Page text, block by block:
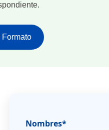
Formato
Nombres*